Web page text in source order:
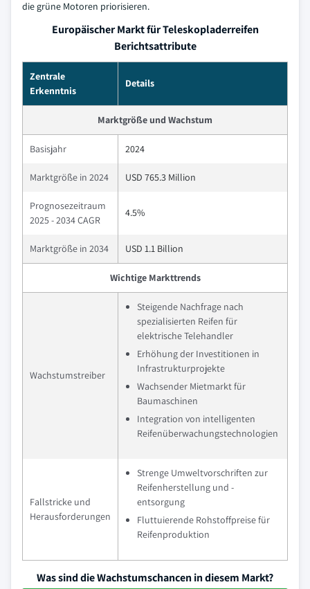
die grüne Motoren priorisieren.
Europäischer Markt für Teleskopladerreifen
Berichtsattribute
Zentrale
Erkenntnis
Details
Marktgröße und Wachstum
Basisjahr 2024
Marktgröße in 2024 USD 765.3 Million
Prognosezeitraum
2025 - 2034 CAGR
4.5%
Marktgröße in 2034 USD 1.1 Billion
Wichtige Markttrends
Wachstumstreiber
Steigende Nachfrage nach
spezialisierten Reifen für
elektrische Telehandler
Erhöhung der Investitionen in
Infrastrukturprojekte
Wachsender Mietmarkt für
Baumaschinen
Integration von intelligenten
Reifenüberwachungstechnologien
Fallstricke und
Herausforderungen
Strenge Umweltvorschriften zur
Reifenherstellung und -
entsorgung
Fluttuierende Rohstoffpreise für
Reifenproduktion
Was sind die Wachstumschancen in diesem Markt?